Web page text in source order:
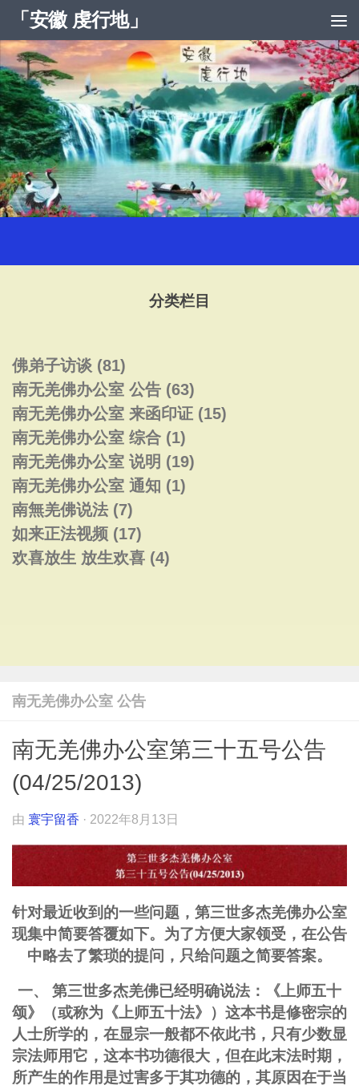
跳至内容
「安徽 虔行地」
南无羌佛办公室 公告
南无羌佛办公室第三十五号公告
(04/25/2013)
由 寰宇留香 · 2022年8月13日
针对最近收到的一些问题，第三世多杰羌佛办公室
现集中简要答覆如下。为了方便大家领受，在公告
中略去了繁琐的提问，只给问题之简要答案。
一、 第三世多杰羌佛已经明确说法：《上师五十
颂》（或称为《上师五十法》）这本书是修密宗的
人士所学的，在显宗一般都不依此书，只有少数显
宗法师用它，这本书功德很大，但在此末法时期，
所产生的作用是过害多于其功德的，其原因在于当
分类栏目
佛弟子访谈 (81)
南无羌佛办公室 公告 (63)
南无羌佛办公室 来函印证 (15)
南无羌佛办公室 综合 (1)
南无羌佛办公室 说明 (19)
南无羌佛办公室 通知 (1)
南無羌佛说法 (7)
如来正法视频 (17)
欢喜放生 放生欢喜 (4)